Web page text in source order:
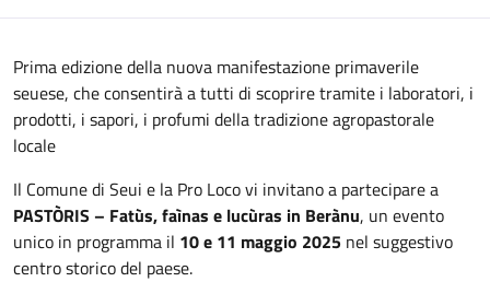
Prima edizione della nuova manifestazione primaverile
seuese, che consentirà a tutti di scoprire tramite i laboratori, i
prodotti, i sapori, i profumi della tradizione agropastorale
locale
Il Comune di Seui e la Pro Loco vi invitano a partecipare a
PASTÒRIS – Fatùs, faìnas e lucùras in Berànu, un evento
unico in programma il 10 e 11 maggio 2025 nel suggestivo
centro storico del paese.